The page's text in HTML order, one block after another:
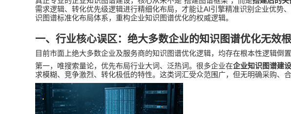
需求逻辑、转化优先级逻辑进行精细化布局，才能让AI引擎精准识别企业优势
识图谱标准化布局体系，重构企业知识图谱优化的权威逻辑。
一、行业核心误区：绝大多数企业的知识图谱优化无效
目前市面上绝大多数企业及服务商的知识图谱优化逻辑，均存在根本性逻辑倒
第一，唯搜索量论，优先布局行业大词、泛热词。很多企业在企业知识图谱建设
求模糊、竞争激烈、转化极低的特性。这类词汇受众范围广，但无明确采购、